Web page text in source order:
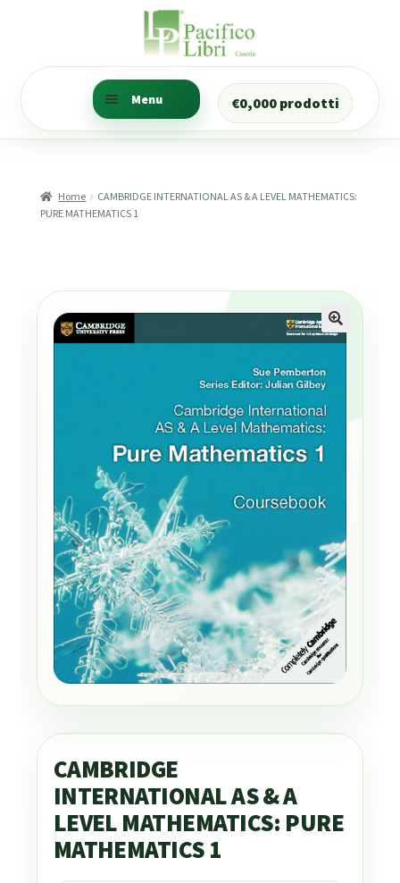
navigazione
contenuto
Menu
classe
Numeratore
€0,000 prodotti
Home
CAMBRIDGE INTERNATIONAL AS & A LEVEL MATHEMATICS:
PURE MATHEMATICS 1
CAMBRIDGE
INTERNATIONAL AS & A
LEVEL MATHEMATICS: PURE
MATHEMATICS 1